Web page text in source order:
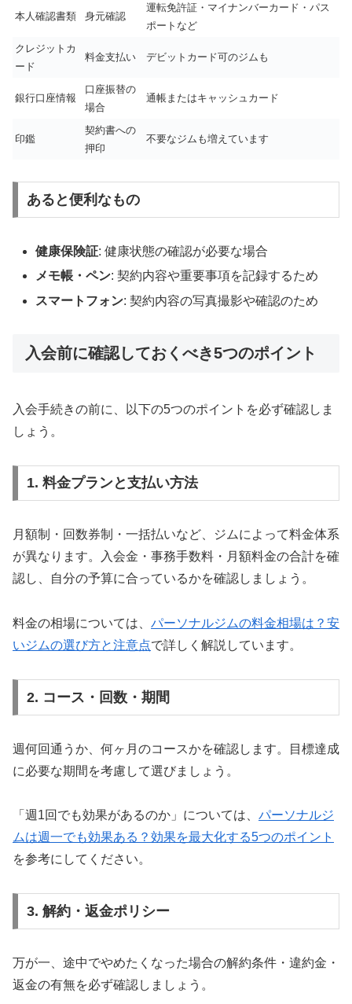
本人確認書類 身元確認
運転免許証・マイナンバーカード・パス
ポートなど
クレジットカ
ード
料金支払い デビットカード可のジムも
銀行口座情報
口座振替の
場合
通帳またはキャッシュカード
印鑑
契約書への
押印
不要なジムも増えています
あると便利なもの
健康保険証: 健康状態の確認が必要な場合
メモ帳・ペン: 契約内容や重要事項を記録するため
スマートフォン: 契約内容の写真撮影や確認のため
入会前に確認しておくべき5つのポイント
入会手続きの前に、以下の5つのポイントを必ず確認しま
しょう。
1. 料金プランと支払い方法
月額制・回数券制・一括払いなど、ジムによって料金体系
が異なります。入会金・事務手数料・月額料金の合計を確
認し、自分の予算に合っているかを確認しましょう。
料金の相場については、 パーソナルジムの料金相場は？安
いジムの選び方と注意点で詳しく解説しています。
2. コース・回数・期間
週何回通うか、何ヶ月のコースかを確認します。目標達成
に必要な期間を考慮して選びましょう。
「週1回でも効果があるのか」については、 パーソナルジ
ムは週一でも効果ある？効果を最大化する5つのポイント
を参考にしてください。
3. 解約・返金ポリシー
万が一、途中でやめたくなった場合の解約条件・違約金・
返金の有無を必ず確認しましょう。